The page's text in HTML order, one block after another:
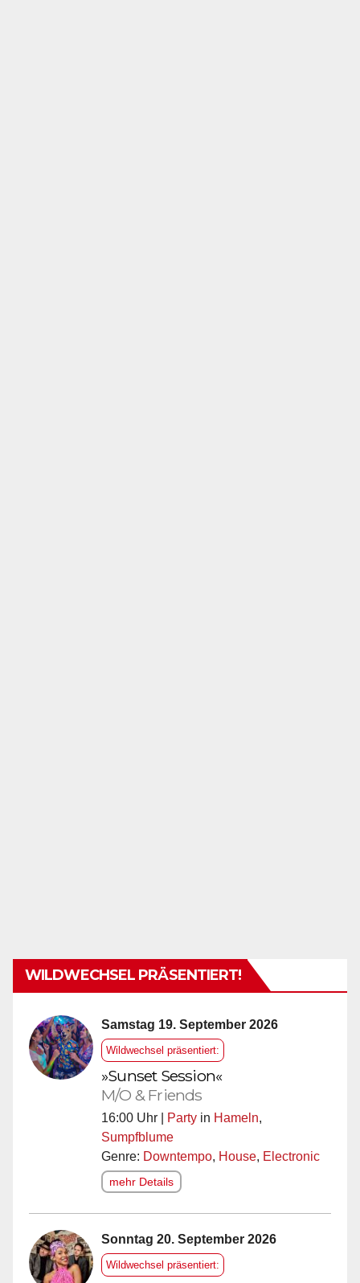
WILDWECHSEL PRÄSENTIERT!
Samstag 19. September 2026
Wildwechsel präsentiert:
»Sunset Session«
M/O & Friends
16:00 Uhr | Party in Hameln,
Sumpfblume
Genre: Downtempo, House, Electronic
mehr Details
Sonntag 20. September 2026
Wildwechsel präsentiert: